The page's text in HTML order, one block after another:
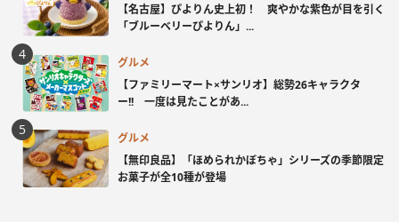
【名古屋】ぴよりん史上初！ 爽やかな紫色が目を引く
「ブルーベリーぴよりん」...
グルメ
【ファミリーマート×サンリオ】総勢26キャラクタ
ー!! 一度は見たことがあ...
グルメ
【無印良品】「ほめられかぼちゃ」シリーズの季節限定
お菓子が全10種が登場